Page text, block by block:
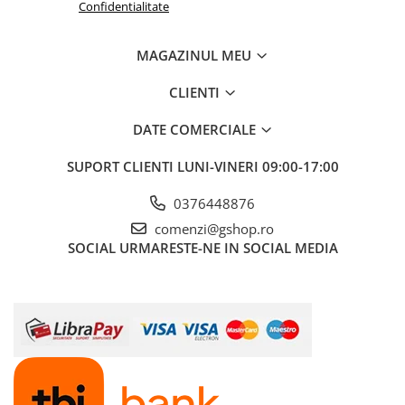
· Rază de virare: 3 m
· Frâne de serviciu (față): Cu tamburi, acționate mecanic la pedală
prin buton cu 3 poziții (Acționare / Oprit / Eliberare), cu
· Tip: Ridicător hidraulic față și spate
· Acționare pompă: Electrică, 12V, cu variator electronic de turație
· Comandă: Manetă cu 3 poziții (1 / 0 / 2)
· Sistem prindere accesorii (față/spate): Specific Progarden
· Comenzi: Contact general (buton), contact cu cheie
· Consumatori: Demaror, sistem iluminare, pompă hidraulică,
frână electrică spate, conector remorcă
8. Sistem de Iluminare (Full LED):
Confidentialitate
MAGAZINUL MEU
CLIENTI
DATE COMERCIALE
SUPORT CLIENTI LUNI-VINERI 09:00-17:00
0376448876
comenzi@gshop.ro
SOCIAL URMARESTE-NE IN SOCIAL MEDIA